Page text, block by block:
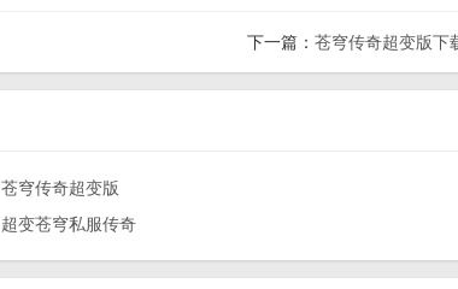
下一篇： 苍穹传奇超变版下
苍穹传奇超变版
超变苍穹私服传奇